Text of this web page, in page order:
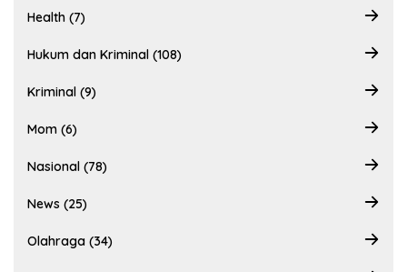
Health (7)
Hukum dan Kriminal (108)
Kriminal (9)
Mom (6)
Nasional (78)
News (25)
Olahraga (34)